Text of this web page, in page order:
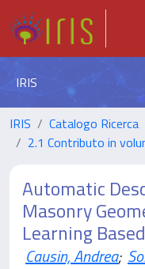
IRIS
IRIS Catalogo Ricerca
2.1 Contributo in
Automatic
Masonry
Learning
Causin, Andrea;